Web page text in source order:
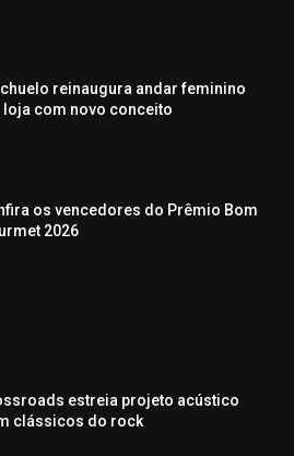
reinaugura andar feminino
loja com novo conceito
os vencedores do Prêmio Bom
2026
estreia projeto acústico
clássicos do rock